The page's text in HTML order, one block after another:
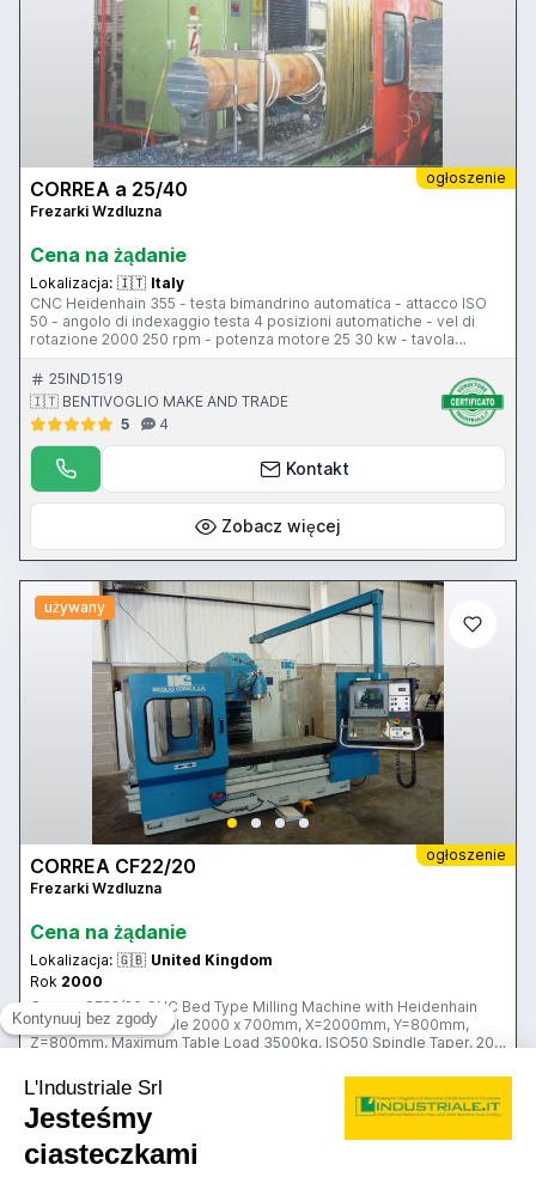
ogłoszenie
CORREA a 25/40
Frezarki Wzdluzna
Cena na żądanie
Lokalizacja: 🇮🇹 Italy
CNC Heidenhain 355 - testa bimandrino automatica - attacco ISO
50 - angolo di indexaggio testa 4 posizioni automatiche - vel di
rotazione 2000 250 rpm - potenza motore 25 30 kw - tavola
4500x1000 mm - corsa long tavola 4000 mm - corsa trasv slittone
1200 mm - corsa vert 1500 mm - pensile di comando - peso 15800
kg - peso ammesso sulla tavola 7000 kg
25IND1519
🇮🇹 BENTIVOGLIO MAKE AND TRADE
5
4
Kontakt
Zobacz więcej
używany
ogłoszenie
CORREA CF22/20
Frezarki Wzdluzna
Cena na żądanie
Lokalizacja: 🇬🇧 United Kingdom
Rok 2000
Correa CF22/20 CNC Bed Type Milling Machine with Heidenhain
TNC426 Control. Table 2000 x 700mm, X=2000mm, Y=800mm,
Z=800mm, Maximum Table Load 3500kg, ISO50 Spindle Taper, 20 –
auction sale, bidding ends on Thursday 4th June 2015 at 3.00pm
(UK Time) Please visit our website for full details:
www.cottandco.com
25IND7788
🇬🇧 COTTRILL & CO.